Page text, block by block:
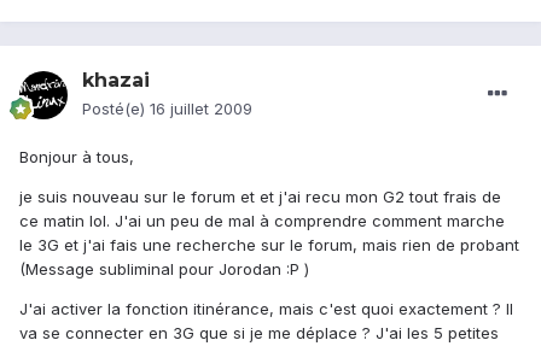
khazai
Posté(e) 16 juillet 2009
Bonjour à tous,
je suis nouveau sur le forum et et j'ai recu mon G2 tout frais de
ce matin lol. J'ai un peu de mal à comprendre comment marche
le 3G et j'ai fais une recherche sur le forum, mais rien de probant
(Message subliminal pour Jorodan :P )
J'ai activer la fonction itinérance, mais c'est quoi exactement ? Il
va se connecter en 3G que si je me déplace ? J'ai les 5 petites